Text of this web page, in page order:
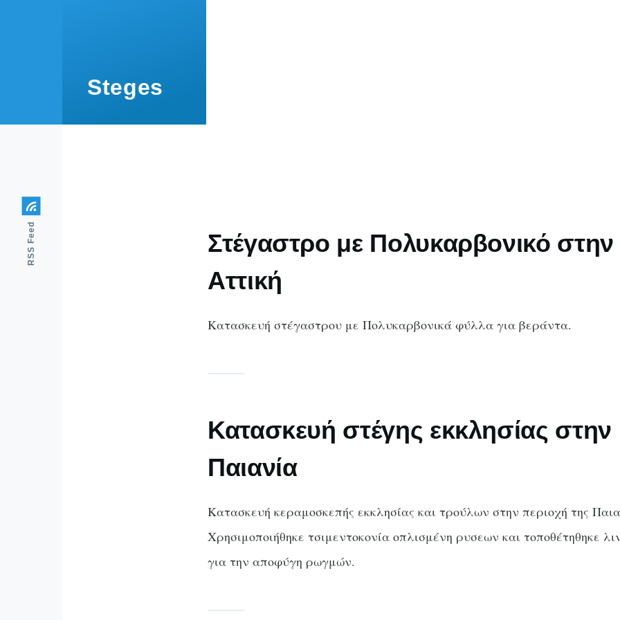
Steges
Στέγαστρο με Πολυκαρβονικό στην
Αττική
Κατασκευή στέγαστρου με Πολυκαρβονικά φύλλα για βεράντα.
Κατασκευή στέγης εκκλησίας στην
Παιανία
Κατασκευή κεραμοσκεπής εκκλησίας και τρούλων στην περιοχή της
Χρησιμοποιήθηκε τσιμεντοκονία οπλισμένη ρυσεων και τοποθέτηθηκε
για την αποφύγη ρωγμών.
RSS Feed